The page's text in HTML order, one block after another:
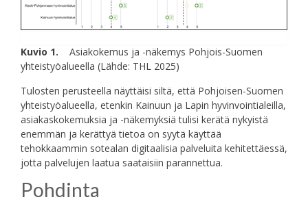
Kuvio 1. Asiakokemus ja -näkemys Pohjois-Suomen
yhteistyöalueella (Lähde: THL 2025)
Tulosten perusteella näyttäisi siltä, että Pohjoisen-Suomen
yhteistyöalueella, etenkin Kainuun ja Lapin hyvinvointialeilla,
asiakaskokemuksia ja -näkemyksiä tulisi kerätä nykyistä
enemmän ja kerättyä tietoa on syytä käyttää
tehokkaammin sotealan digitaalisia palveluita kehitettäessä,
jotta palvelujen laatua saataisiin parannettua.
Pohdinta